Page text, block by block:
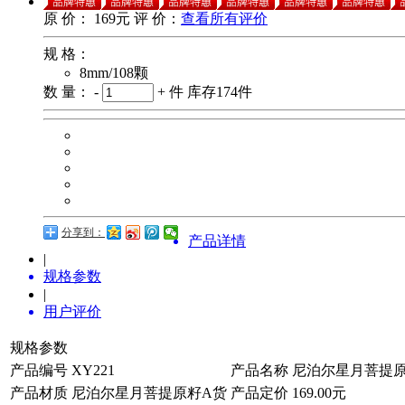
原 价： 169元 评 价： 查看所有评价
规 格：
8mm/108颗
数 量：
- + 件 库存174件
分享到：
产品详情
|
规格参数
|
用户评价
规格参数
产品编号 XY221 产品名称 尼泊尔星月菩提
产品材质 尼泊尔星月菩提原籽A货 产品定价 169.00元